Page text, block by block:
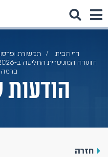
דף הבית תקשורת
ברמה
הודעות
חזרה